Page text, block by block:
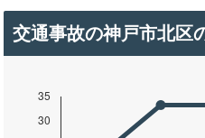
交通事故の神戸市北区